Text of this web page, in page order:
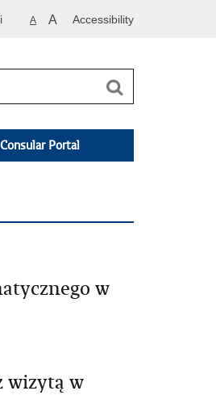
A A Accessibility
Portal
w
wizytą w